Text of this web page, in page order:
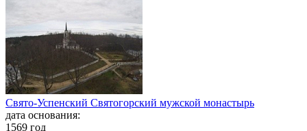
Свято-Успенский Святогорский мужской монастырь
дата основания:
1569 год